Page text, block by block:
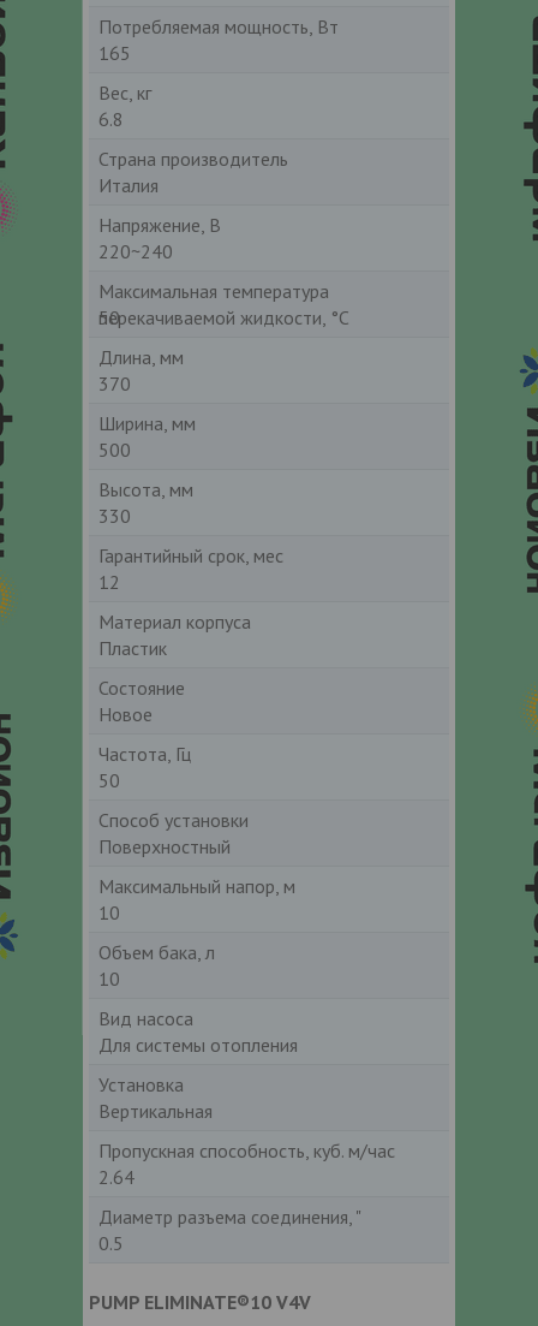
Потребляемая мощность, Вт
165
Вес, кг
6.8
Страна производитель
Италия
Напряжение, В
220~240
Максимальная температура
перекачиваемой жидкости, °C
50
Длина, мм
370
Ширина, мм
500
Высота, мм
330
Гарантийный срок, мес
12
Материал корпуса
Пластик
Состояние
Новое
Частота, Гц
50
Способ установки
Поверхностный
Максимальный напор, м
10
Объем бака, л
10
Вид насоса
Для системы отопления
Установка
Вертикальная
Пропускная способность, куб. м/час
2.64
Диаметр разъема соединения, "
0.5
PUMP ELIMINATE®10 V4V